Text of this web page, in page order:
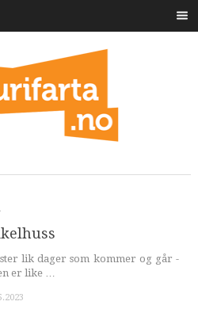
lik dager som kommer og går -
er like …